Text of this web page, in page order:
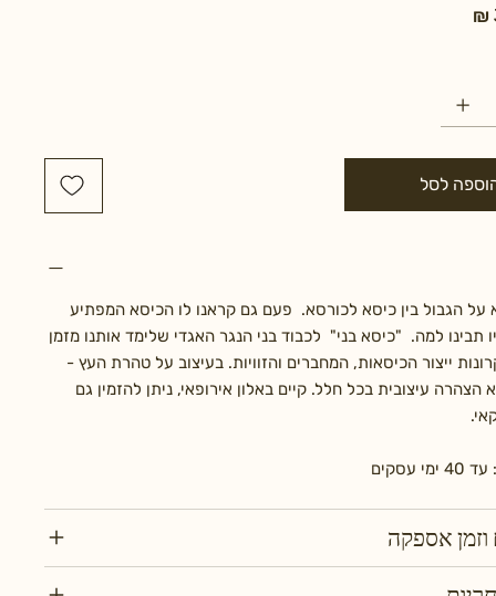
מחיר
לסל
על הגבול בין כיסא לכורסא. פעם גם קראנו לו הכיסא המפתיע
תבינו למה. "כיסא בני" לכבוד בני הנגר האגדי שלימד אותנו מזמן
ייצור הכיסאות, המחברים והזוויות. בעיצוב על טהרת העץ -
הצהרה עיצובית בכל חלל. קיים באלון אירופאי, ניתן להזמין גם
עסקים
אספקה